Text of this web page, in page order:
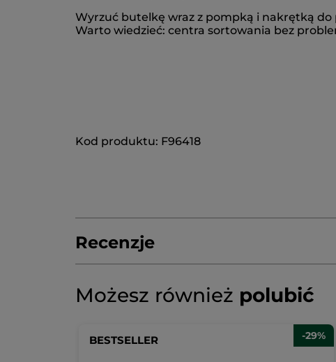
Wyrzuć butelkę wraz z pompką i nakrętką do
Warto wiedzieć: centra sortowania bez
Kod produktu: F96418
Recenzje
★★★★★
★★★★★
ocen
Możesz również polubić
BESTSELLER -29%